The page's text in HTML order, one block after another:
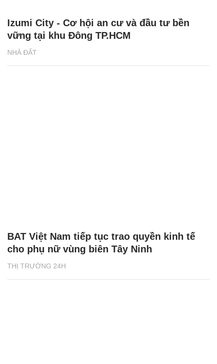
NHÀ ĐẤT
Izumi City - Cơ hội an cư và đầu tư bền
vững tại khu Đông TP.HCM
THỊ TRƯỜNG 24H
BAT Việt Nam tiếp tục trao quyền kinh tế
cho phụ nữ vùng biên Tây Ninh